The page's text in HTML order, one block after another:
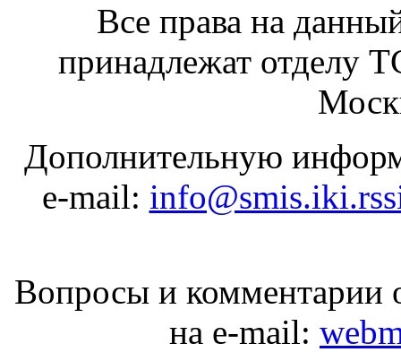
Все права на
принадлежат
Дополнительную
e-mail:
Вопросы и комментарии
на e-mail: